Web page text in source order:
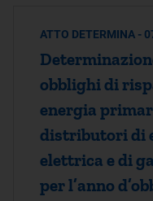
ATTO DETERMINA -
obblighi di
energia
distributori di
elettrica e di
per l’anno